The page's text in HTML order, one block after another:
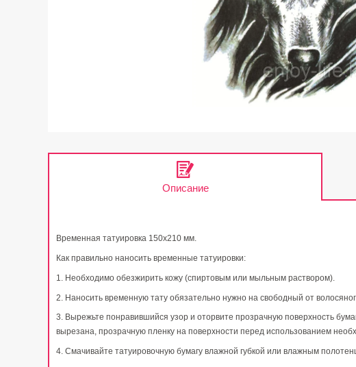
Описание
Временная татуировка 150х210 мм.
Как правильно наносить временные татуировки:
1. Необходимо обезжирить кожу (спиртовым или мыльным раствором).
2. Наносить временную тату обязательно нужно на свободный от
3. Вырежьте понравившийся узор и оторвите прозрачную поверхность
вырезана, прозрачную пленку на поверхности перед использованием
4. Смачивайте татуировочную бумагу влажной губкой или влажным